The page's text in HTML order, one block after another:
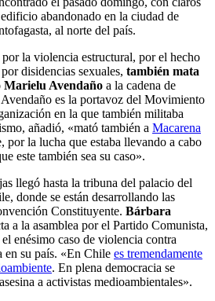
abandonado en la ciudad de
al norte del país.
la violencia estructural, por el hecho
disidencias sexuales, también mata
Marielu Avendaño a la cadena de
es la portavoz del Movimiento
en la que también militaba
añadió, «mató también a Macarena
por la lucha que estaba llevando a cabo
este también sea su caso».
llegó hasta la tribuna del palacio del
donde se están desarrollando las
Constituyente. Bárbara
a la asamblea por el Partido Comunista,
enésimo caso de violencia contra
en su país. «En Chile es tremendamente
. En plena democracia se
a activistas medioambientales».